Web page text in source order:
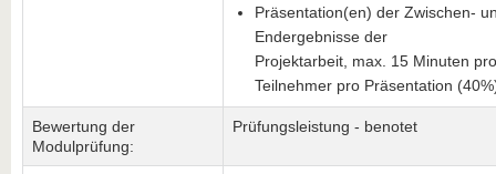
Präsentation(en) der Zwischen-
Endergebnisse der
Projektarbeit, max. 15 Minuten pro
Teilnehmer pro Präsentation
Bewertung der
Modulprüfung:
Prüfungsleistung - benotet